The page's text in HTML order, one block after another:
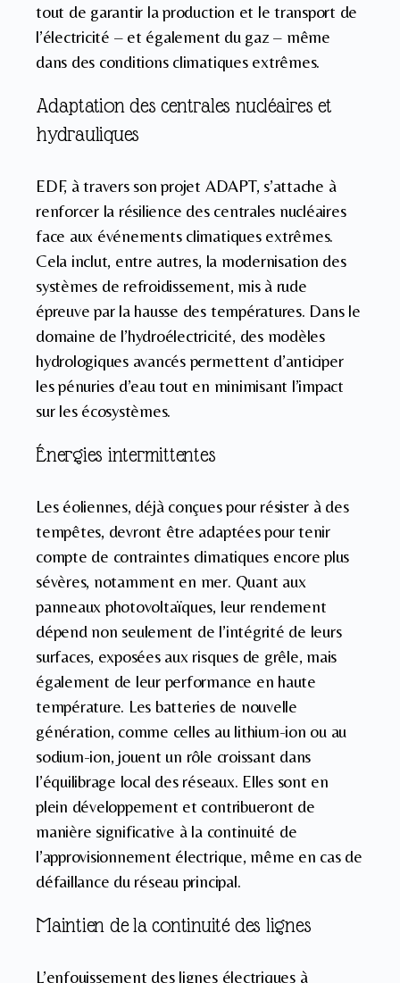
tout de garantir la production et le transport de
l’électricité – et également du gaz – même
dans des conditions climatiques extrêmes.
Adaptation des centrales nucléaires et
hydrauliques
EDF, à travers son projet ADAPT, s’attache à
renforcer la résilience des centrales nucléaires
face aux événements climatiques extrêmes.
Cela inclut, entre autres, la modernisation des
systèmes de refroidissement, mis à rude
épreuve par la hausse des températures. Dans le
domaine de l’hydroélectricité, des modèles
hydrologiques avancés permettent d’anticiper
les pénuries d’eau tout en minimisant l’impact
sur les écosystèmes.
Énergies intermittentes
Les éoliennes, déjà conçues pour résister à des
tempêtes, devront être adaptées pour tenir
compte de contraintes climatiques encore plus
sévères, notamment en mer. Quant aux
panneaux photovoltaïques, leur rendement
dépend non seulement de l’intégrité de leurs
surfaces, exposées aux risques de grêle, mais
également de leur performance en haute
température. Les batteries de nouvelle
génération, comme celles au lithium-ion ou au
sodium-ion, jouent un rôle croissant dans
l’équilibrage local des réseaux. Elles sont en
plein développement et contribueront de
manière significative à la continuité de
l’approvisionnement électrique, même en cas de
défaillance du réseau principal.
Maintien de la continuité des lignes
L’enfouissement des lignes électriques à